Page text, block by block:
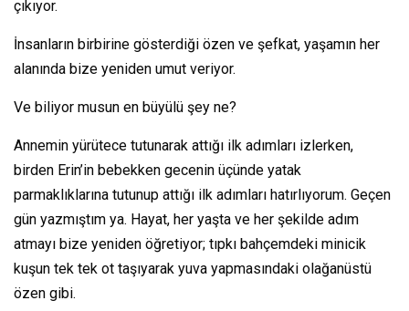
çıkıyor.
İnsanların birbirine gösterdiği özen ve şefkat, yaşamın her
alanında bize yeniden umut veriyor.
Ve biliyor musun en büyülü şey ne?
Annemin yürütece tutunarak attığı ilk adımları izlerken,
birden Erin’in bebekken gecenin üçünde yatak
parmaklıklarına tutunup attığı ilk adımları hatırlıyorum. Geçen
gün yazmıştım ya. Hayat, her yaşta ve her şekilde adım
atmayı bize yeniden öğretiyor; tıpkı bahçemdeki minicik
kuşun tek tek ot taşıyarak yuva yapmasındaki olağanüstü
özen gibi.